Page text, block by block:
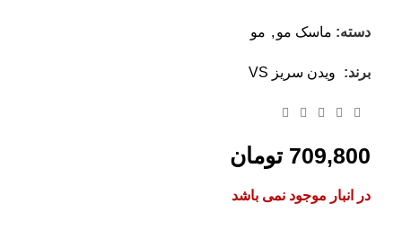
دسته: ماسک مو , مو
برند: ویدن سریز VS
709,800 تومان
در انبار موجود نمی باشد